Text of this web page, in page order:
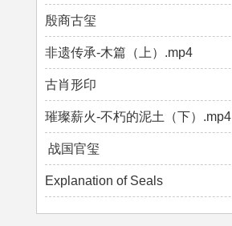
殷商古玺
非遗传承-木篇（上）.mp4
古肖形印
璀璨薪火-不朽的泥土（下）.mp4
战国官玺
Explanation of Seals